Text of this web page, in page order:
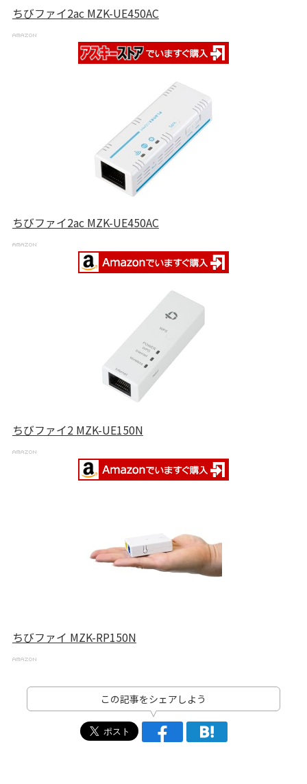
ちびファイ2ac MZK-UE450AC
ちびファイ2ac MZK-UE450AC
ちびファイ2 MZK-UE150N
ちびファイ MZK-RP150N
この記事をシェアしよう